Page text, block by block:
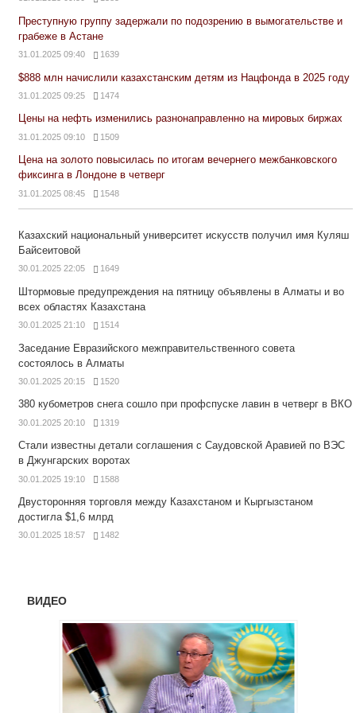
Преступную группу задержали по подозрению в вымогательстве и
грабеже в Астане
31.01.2025 09:40 1639
$888 млн начислили казахстанским детям из Нацфонда в 2025 году
31.01.2025 09:25 1474
Цены на нефть изменились разнонаправленно на мировых биржах
31.01.2025 09:10 1509
Цена на золото повысилась по итогам вечернего межбанковского
фиксинга в Лондоне в четверг
31.01.2025 08:45 1548
Казахский национальный университет искусств получил имя Куляш
Байсеитовой
30.01.2025 22:05 1649
Штормовые предупреждения на пятницу объявлены в Алматы и во
всех областях Казахстана
30.01.2025 21:10 1514
Заседание Евразийского межправительственного совета
состоялось в Алматы
30.01.2025 20:15 1520
380 кубометров снега сошло при профспуске лавин в четверг в ВКО
30.01.2025 20:10 1319
Стали известны детали соглашения с Саудовской Аравией по ВЭС
в Джунгарских воротах
30.01.2025 19:10 1588
Двусторонняя торговля между Казахстаном и Кыргызстаном
достигла $1,6 млрд
30.01.2025 18:57 1482
ВИДЕО